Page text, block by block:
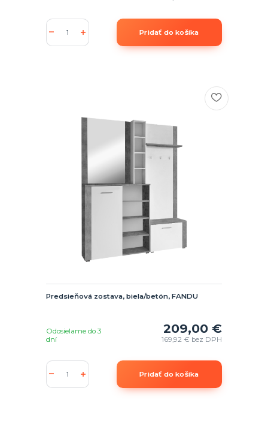
Pridať do košíka
Predsieňová zostava, biela/betón, FANDU
209,00 €
169,92 € bez DPH
Odosielame do 3
dní
Pridať do košíka